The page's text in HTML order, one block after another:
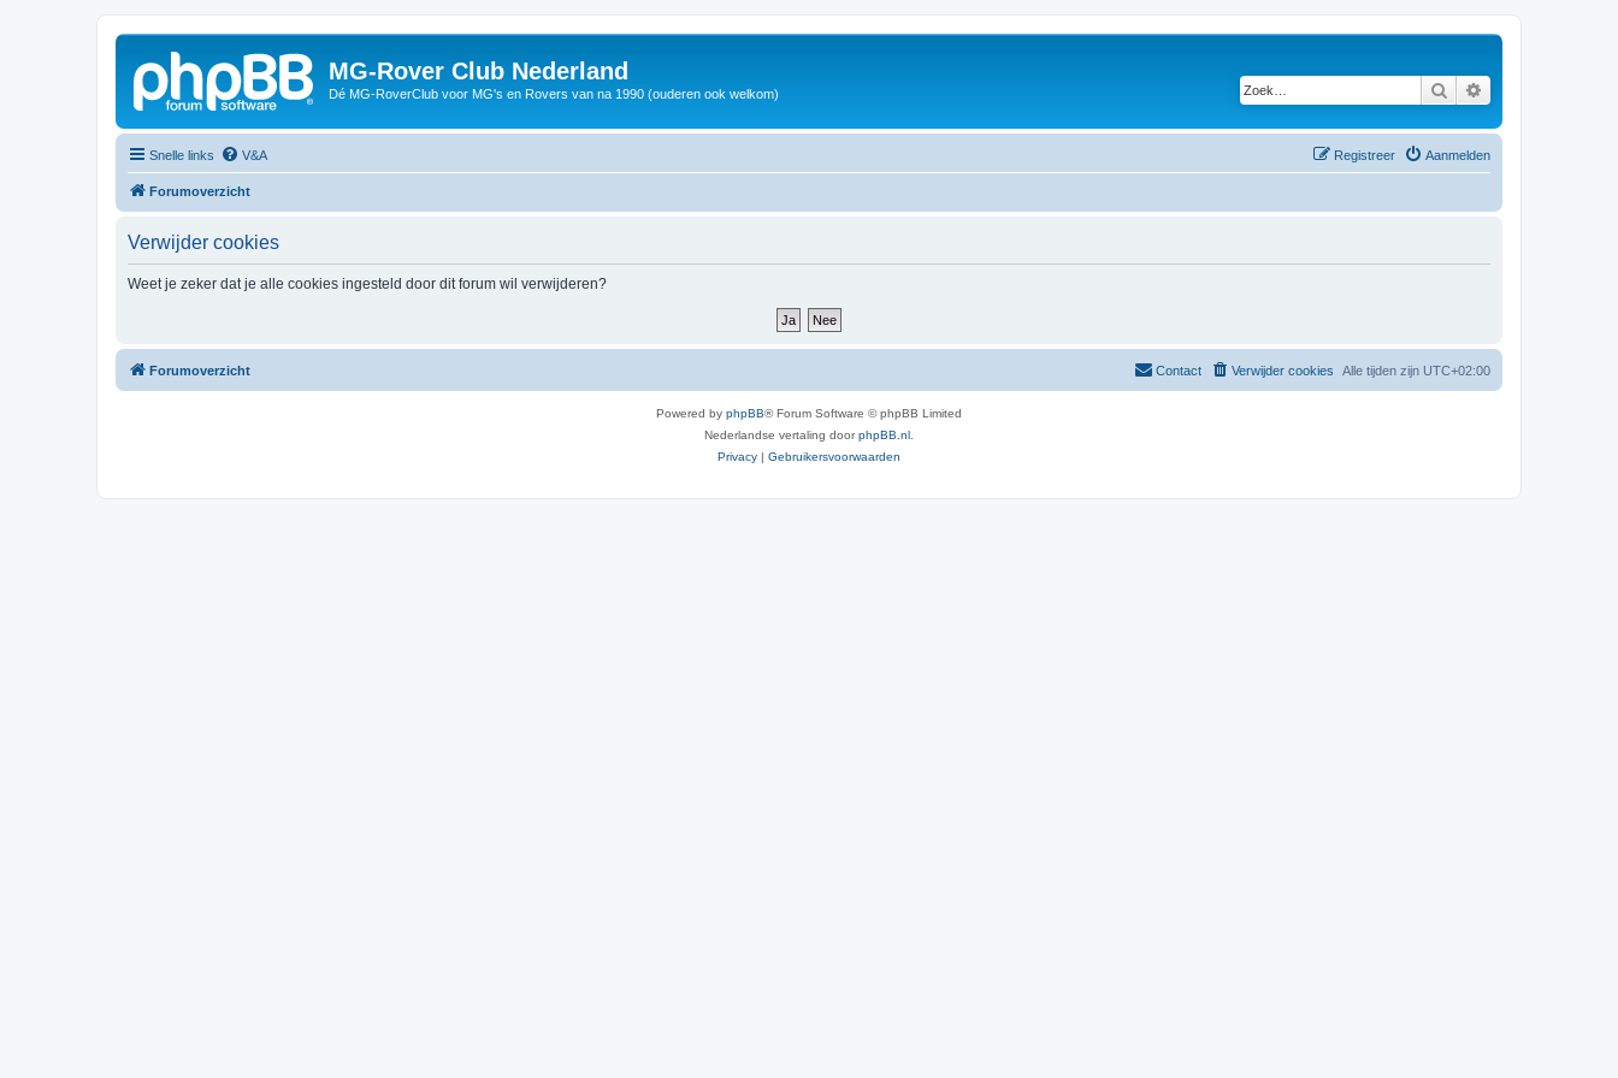
MG-Rover Club Nederland
Dé MG-RoverClub voor MG's en Rovers van na 1990 (ouderen ook welkom) Zoek
Snelle links V&A Aanmelden
Registreer
Forumoverzicht
Verwijder cookies
Weet je zeker dat je alle cookies ingesteld door dit forum wil verwijderen?
Forumoverzicht Alle tijden zijn UTC+02:00
Verwijder cookies
Contact
Powered by phpBB® Forum Software © phpBB Limited
Nederlandse vertaling doorphpBB.nl
Privacy | Gebruikersvoorwaarden